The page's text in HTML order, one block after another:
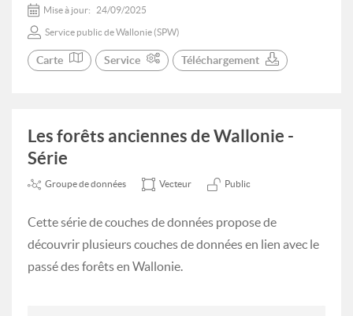
Mise à jour: 24/09/2025
Service public de Wallonie (SPW)
Carte Service Téléchargement
Les forêts anciennes de Wallonie -
Série
Groupe de données Vecteur Public
Cette série de couches de données propose de
découvrir plusieurs couches de données en lien avec le
passé des forêts en Wallonie.